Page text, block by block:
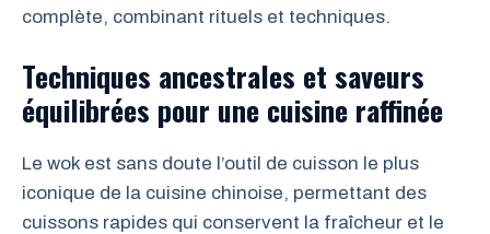
complète, combinant rituels et techniques.
Techniques ancestrales et saveurs
équilibrées pour une cuisine raffinée
Le wok est sans doute l’outil de cuisson le plus
iconique de la cuisine chinoise, permettant des
cuissons rapides qui conservent la fraîcheur et le